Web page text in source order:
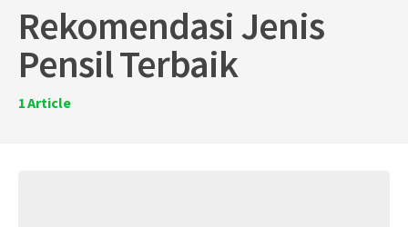
Rekomendasi Jenis
Pensil Terbaik
1Article